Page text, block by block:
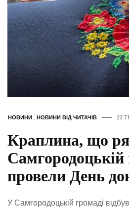
НОВИНИ НОВИНИ ВІД ЧИТАЧІВ 22
Краплина, що
Самгородоцькій
провели День
У Самгородоцькій громаді